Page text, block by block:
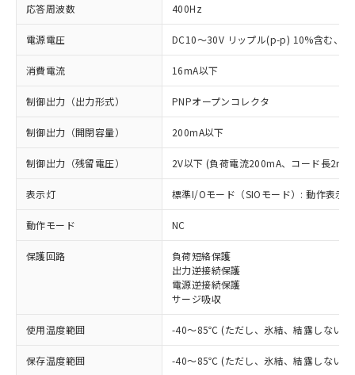
応答周波数 400Hz
電源電圧 DC10～30V リップル(p-p) 10%含む、
消費電流 16mA以下
制御出力（出力形式） PNPオープンコレクタ
制御出力（開閉容量） 200mA以下
制御出力（残留電圧） 2V以下 (負荷電流200mA、コード長2m
表示灯 標準I/Oモード（SIOモード）: 動作表示
動作モード NC
保護回路
負荷短絡保護
出力逆接続保護
電源逆接続保護
サージ吸収
使用温度範囲 -40～85℃ (ただし、氷結、結露しないこ
保存温度範囲 -40～85℃ (ただし、氷結、結露しないこ
ご利用条件
※1 対応状況
対応済み：EU RoHS指令（10物質）の
非含有に対応した製品が提供可能な商品で
す。
対応予定：EU RoHS指令（10物質）の非含
有に対応した製品に切り替える予定のある